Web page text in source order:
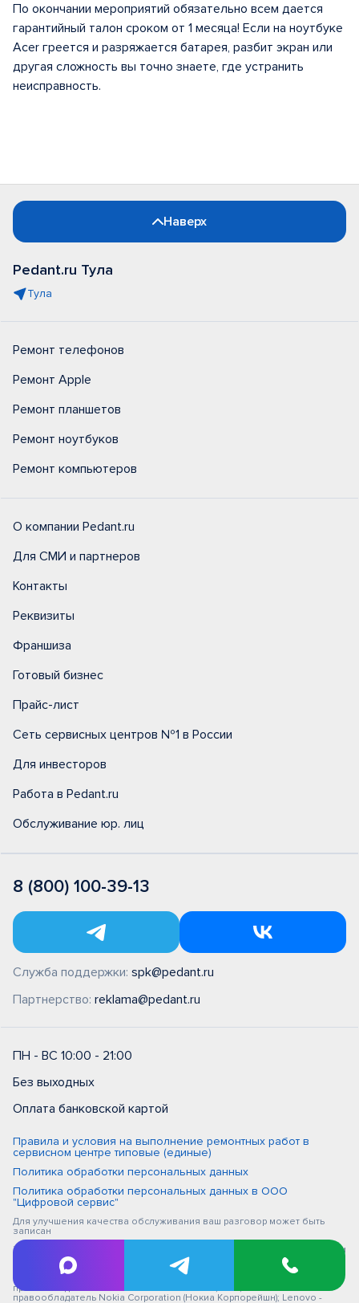
По окончании мероприятий обязательно всем дается
гарантийный талон сроком от 1 месяца! Если на ноутбуке
Acer греется и разряжается батарея, разбит экран или
другая сложность вы точно знаете, где устранить
неисправность.
Наверх
Pedant.ru Тула
Тула
Ремонт телефонов
Ремонт Apple
Ремонт планшетов
Ремонт ноутбуков
Ремонт компьютеров
О компании Pedant.ru
Для СМИ и партнеров
Контакты
Реквизиты
Франшиза
Готовый бизнес
Прайс-лист
Сеть сервисных центров №1 в России
Для инвесторов
Работа в Pedant.ru
Обслуживание юр. лиц
8 (800) 100-39-13
Служба поддержки: spk@pedant.ru
Партнерство: reklama@pedant.ru
ПН - ВС 10:00 - 21:00
Без выходных
Оплата банковской картой
Правила и условия на выполнение ремонтных работ в
сервисном центре типовые (единые)
Политика обработки персональных данных
Политика обработки персональных данных в ООО
"Цифровой сервис"
Для улучшения качества обслуживания ваш разговор может быть
записан
iPhone, Macbook, iPad - правообладатель Apple Inc. (Эпл Инк.); Huawei и
Honor - правообладатель HUAWEI TECHNOLOGIES CO., LTD. (ХУАВЕЙ
ТЕКНОЛОДЖИС КО., ЛТД.); Samsung – правообладатель Samsung
Electronics Co. Ltd. (Самсунг Электроникс Ко., Лтд.); MEIZU -
правообладатель MEIZU TECHNOLOGY CO., LTD.; Nokia -
правообладатель Nokia Corporation (Нокиа Корпорейшн); Lenovo -